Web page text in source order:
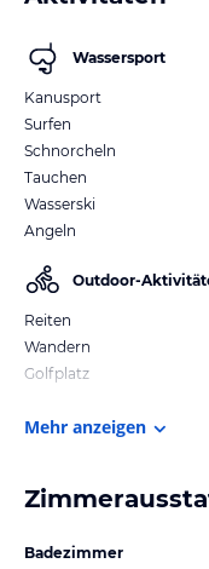
Wassersport
Kanusport
Surfen
Schnorcheln
Tauchen
Wasserski
Angeln
Outdoor-
Reiten
Wandern
Golfplatz
Mehr anzeigen
Badezimmer